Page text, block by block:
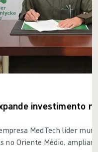
investimento
MedTech líder
no Oriente Médio,